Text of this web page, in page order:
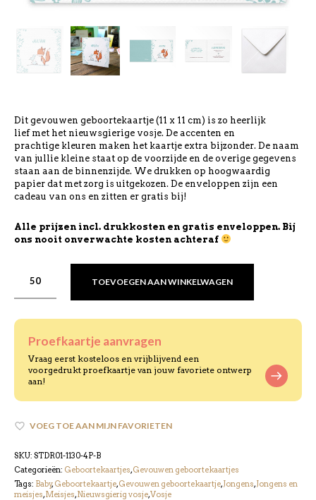
Dit gevouwen geboortekaartje (11 x 11 cm) is zo heerlijk
lief met het nieuwsgierige vosje. De accenten en
prachtige kleuren maken het kaartje extra bijzonder. De naam
van jullie kleine staat op de voorzijde en de overige gegevens
staan aan de binnenzijde. We drukken op hoogwaardig
papier dat met zorg is uitgekozen. De enveloppen zijn een
cadeau van ons en zitten er gratis bij!
Alle prijzen incl. drukkosten en gratis enveloppen. Bij
ons nooit onverwachte kosten achteraf
TOEVOEGEN AAN WINKELWAGEN
Proefkaartje aanvragen
Vraag eerst kosteloos en vrijblijvend een
voorgedrukt proefkaartje van jouw favoriete ontwerp
aan!
VOEG TOE AAN MIJN FAVORIETEN
SKU: STDR01-1130-4P-B
Categorieën: Geboortekaartjes,Gevouwen geboortekaartjes
Tags: Baby, Geboortekaartje,Gevouwen geboortekaartje,Jongens,Jongens en
meisjes,Meisjes,Nieuwsgierig vosje,Vosje